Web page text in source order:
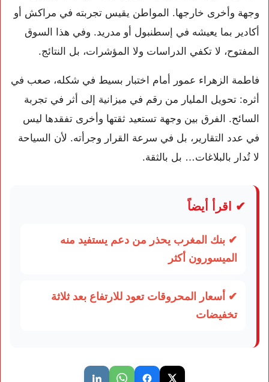
وجهة وأخرى خارجها. المواطن يقيس تجربته في مراكش أو
أكادير بما يعيشه في إسطنبول أو مدريد. وفي هذا السوق
المفتوح، لا تكفي الدراسات ولا المؤشرات، بل النتائج.
فاطمة الزهراء عمور أمام اختبار بسيط في شكله، صعب في
أثره: تحويل المليار من رقم في ميزانية إلى أثر في تجربة
السائح. الفرق بين وجهة تستعيد ثقتها وأخرى تفقدها ليس
في عدد التقارير، بل في سرعة القرار وجرأته. لأن السياحة
لا تُدار بالبلاغات… بل بالثقة.
✔ اقرأ أيضاً
✔ بنك المغرب يحذر من دعم يستفيد منه
الميسورون أكثر
✔ أسعار المحروقات تعود للارتفاع بعد ثلاثة
تخفيضات